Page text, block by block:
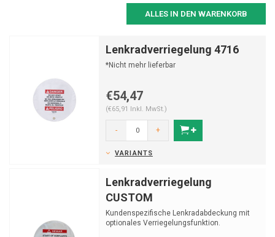
ALLES IN DEN WARENKORB
Lenkradverriegelung 4716
*Nicht mehr lieferbar
€54,47
(€65,91 Inkl. MwSt.)
- +
VARIANTS
Lenkradverriegelung
CUSTOM
Kundenspezifische Lenkradabdeckung mit
optionales Verriegelungsfunktion.